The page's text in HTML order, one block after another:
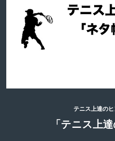
テニス上達の
「テニス上